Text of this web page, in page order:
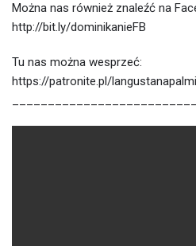
Można nas również znaleźć na
http://bit.ly/dominikanieFB
Tu nas można wesprzeć:
https://patronite.pl/